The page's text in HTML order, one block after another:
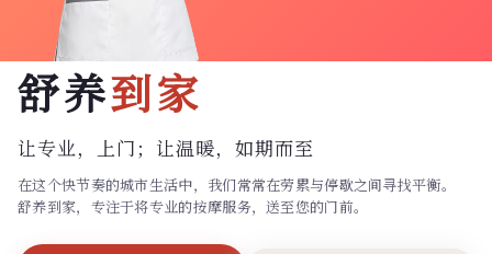
代理入驻
预约技师
舒养到家
让专业，上门； 让温暖，如期而至
在这个快节奏的城市生活中，我们常常在劳累与停歇之间寻找平衡。
舒养到家，专注于将专业的按摩服务，送至您的门前。